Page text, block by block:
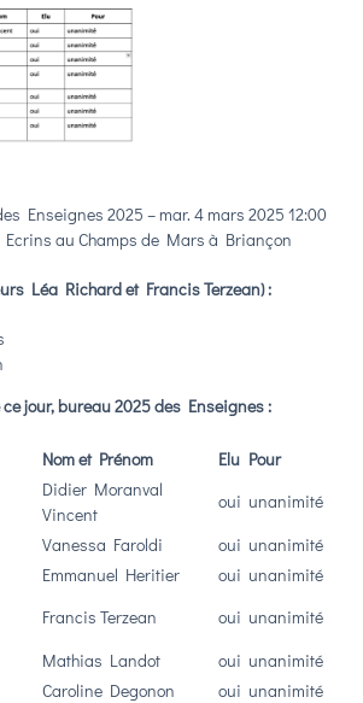
Enseignes 2025 – mar. 4 mars 2025 12:00
au Champs de Mars à Briançon
Léa Richard et Francis Terzean) :
jour, bureau 2025 des Enseignes :
Nom et Prénom Elu Pour
Didier Moranval
Vincent
oui unanimité
Vanessa Faroldi oui unanimité
Emmanuel Heritier oui unanimité
Francis Terzean oui unanimité
Mathias Landot oui unanimité
Caroline Degonon oui unanimité